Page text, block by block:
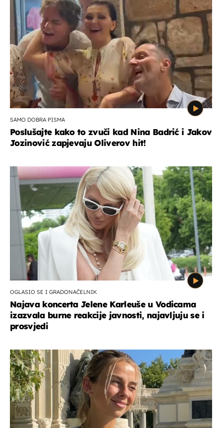
SAMO DOBRA PISMA
Poslušajte kako to zvuči kad Nina Badrić i Jakov
Jozinović zapjevaju Oliverov hit!
OGLASIO SE I GRADONAČELNIK
Najava koncerta Jelene Karleuše u Vodicama
izazvala burne reakcije javnosti, najavljuju se i
prosvjedi